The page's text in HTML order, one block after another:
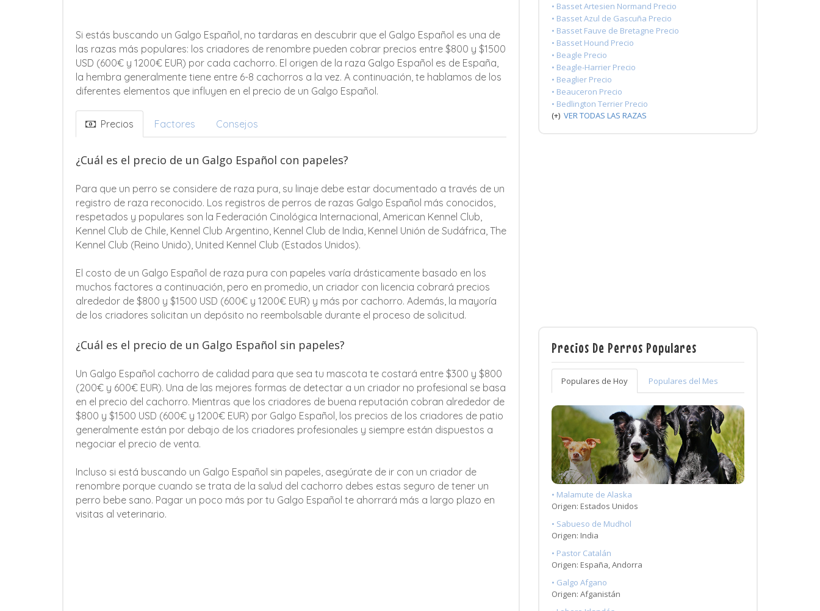
Si estás buscando un Galgo Español, no tardaras en descubrir que el Galgo Español es una de
las razas más populares: los criadores de renombre pueden cobrar precios entre $800 y $1500
USD (600€ y 1200€ EUR) por cada cachorro. El origen de la raza Galgo Español es de España,
la hembra generalmente tiene entre 6-8 cachorros a la vez. A continuación, te hablamos de los
diferentes elementos que influyen en el precio de un Galgo Español.
Precios Factores Consejos
¿Cuál es el precio de un Galgo Español con papeles?
Para que un perro se considere de raza pura, su linaje debe estar documentado a través de un
registro de raza reconocido. Los registros de perros de razas Galgo Español más conocidos,
respetados y populares son la Federación Cinológica Internacional, American Kennel Club,
Kennel Club de Chile, Kennel Club Argentino, Kennel Club de India, Kennel Unión de Sudáfrica, The
Kennel Club (Reino Unido), United Kennel Club (Estados Unidos).
El costo de un Galgo Español de raza pura con papeles varía drásticamente basado en los
muchos factores a continuación, pero en promedio, un criador con licencia cobrará precios
alrededor de $800 y $1500 USD (600€ y 1200€ EUR) y más por cachorro. Además, la mayoría
de los criadores solicitan un depósito no reembolsable durante el proceso de solicitud.
¿Cuál es el precio de un Galgo Español sin papeles?
Un Galgo Español cachorro de calidad para que sea tu mascota te costará entre $300 y $800
(200€ y 600€ EUR). Una de las mejores formas de detectar a un criador no profesional se basa
en el precio del cachorro. Mientras que los criadores de buena reputación cobran alrededor de
$800 y $1500 USD (600€ y 1200€ EUR) por Galgo Español, los precios de los criadores de patio
generalmente están por debajo de los criadores profesionales y siempre están dispuestos a
negociar el precio de venta.
Incluso si está buscando un Galgo Español sin papeles, asegúrate de ir con un criador de
renombre porque cuando se trata de la salud del cachorro debes estas seguro de tener un
perro bebe sano. Pagar un poco más por tu Galgo Español te ahorrará más a largo plazo en
visitas al veterinario.
• Basset Artesien Normand Precio
• Basset Azul de Gascuña Precio
• Basset Fauve de Bretagne Precio
• Basset Hound Precio
• Beagle Precio
• Beagle-Harrier Precio
• Beaglier Precio
• Beauceron Precio
• Bedlington Terrier Precio
(+) VER TODAS LAS RAZAS
Precios De Perros Populares
Populares de Hoy Populares del Mes
• Malamute de Alaska
Origen: Estados Unidos
• Sabueso de Mudhol
Origen: India
• Pastor Catalán
Origen: España, Andorra
• Galgo Afgano
Origen: Afganistán